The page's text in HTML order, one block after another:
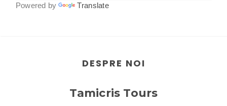
Powered by Translate
DESPRE NOI
Tamicris Tours